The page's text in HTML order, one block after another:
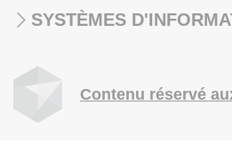
SYSTÈMES
Contenu réservé